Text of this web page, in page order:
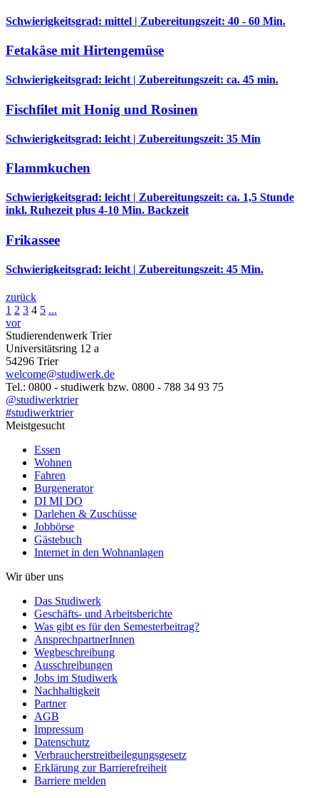
Schwierigkeitsgrad: mittel | Zubereitungszeit: 40 - 60 Min.
Fetakäse mit Hirtengemüse
Schwierigkeitsgrad: leicht | Zubereitungszeit: ca. 45 min.
Fischfilet mit Honig und Rosinen
Schwierigkeitsgrad: leicht | Zubereitungszeit: 35 Min
Flammkuchen
Schwierigkeitsgrad: leicht | Zubereitungszeit: ca. 1,5 Stunde
inkl. Ruhezeit plus 4-10 Min. Backzeit
Frikassee
Schwierigkeitsgrad: leicht | Zubereitungszeit: 45 Min.
zurück
1 2 3 4 5 ...
vor
Studierendenwerk Trier
Universitätsring 12 a
54296 Trier
welcome@studiwerk.de
Tel.: 0800 - studiwerk bzw. 0800 - 788 34 93 75
@studiwerktrier
#studiwerktrier
Meistgesucht
Essen
Wohnen
Fahren
Burgenerator
DI MI DO
Darlehen & Zuschüsse
Jobbörse
Gästebuch
Internet in den Wohnanlagen
Wir über uns
Das Studiwerk
Geschäfts- und Arbeitsberichte
Was gibt es für den Semesterbeitrag?
AnsprechpartnerInnen
Wegbeschreibung
Ausschreibungen
Jobs im Studiwerk
Nachhaltigkeit
Partner
AGB
Impressum
Datenschutz
Verbraucherstreitbeilegungsgesetz
Erklärung zur Barrierefreiheit
Barriere melden